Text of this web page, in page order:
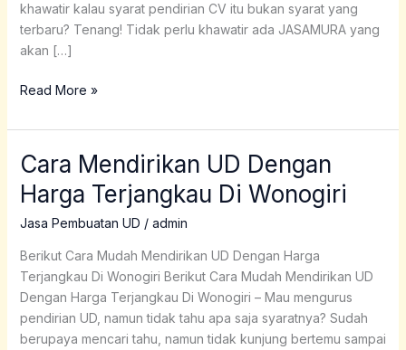
khawatir kalau syarat pendirian CV itu bukan syarat yang
terbaru? Tenang! Tidak perlu khawatir ada JASAMURA yang
akan […]
Read More »
Cara Mendirikan UD Dengan
Harga Terjangkau Di Wonogiri
Jasa Pembuatan UD / admin
Berikut Cara Mudah Mendirikan UD Dengan Harga
Terjangkau Di Wonogiri Berikut Cara Mudah Mendirikan UD
Dengan Harga Terjangkau Di Wonogiri – Mau mengurus
pendirian UD, namun tidak tahu apa saja syaratnya? Sudah
berupaya mencari tahu, namun tidak kunjung bertemu sampai
Cara
UD
Dengan
Terjangkau
Di
Wonogiri